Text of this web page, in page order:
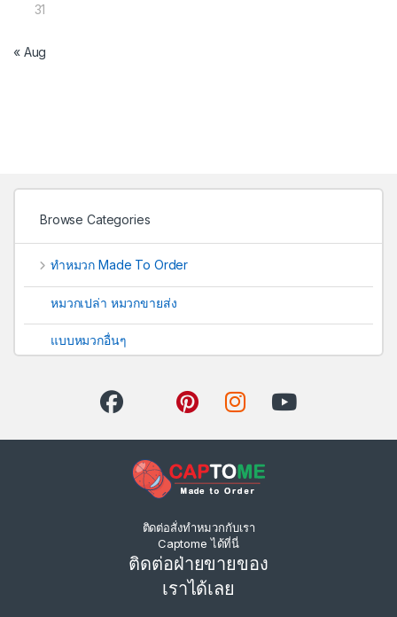
31
« Aug
Browse Categories
ทำหมวก Made To Order
หมวกเปล่า หมวกขายส่ง
แบบหมวกอื่นๆ
ติดต่อสั่งทำหมวกกับเรา
Captome ได้ที่นี่
ติดต่อฝ่ายขายของ
เราได้เลย